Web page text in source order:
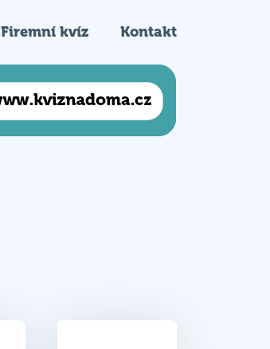
Firemní kvíz Kontakt